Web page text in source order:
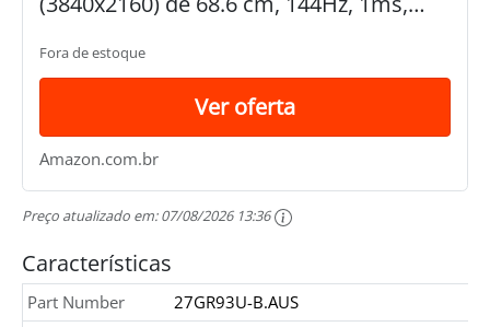
FreeSync Premium, HDMI 2.1,
DisplayPort, saída HP...
Fora de estoque
Ver oferta
Amazon.com.br
Preço atualizado em:07/08/2026 13:36
Características
Part Number
27GR93U-B.AUS